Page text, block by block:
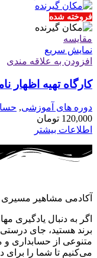
فروخته شده
مقايسه
نمایش سریع
افزودن به علاقه مندی
کارگاه تهیه
دوره های آموزشی,
120,000 تومان
اطلاعات بیشتر
آکادمی مشاهیر
اگر به دنبال یادگیری
برند هستید، جای
متنوعی از حسابداری و
می‌کنیم تا شما را برای